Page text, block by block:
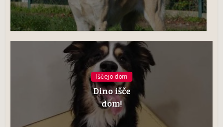
Iščejo dom
Dino išče
dom!